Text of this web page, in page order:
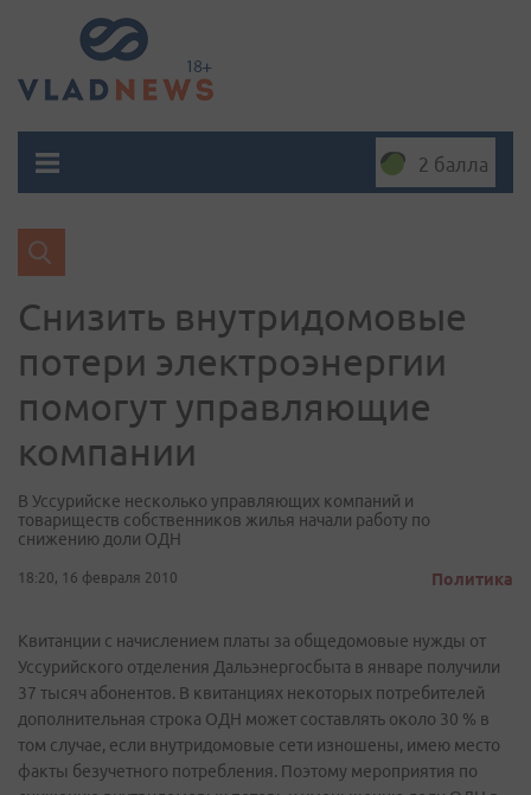
2 балла
Снизить внутридомовые
потери электроэнергии
помогут управляющие
компании
В Уссурийске несколько управляющих компаний и
товариществ собственников жилья начали работу по
снижению доли ОДН
18:20, 16 февраля 2010 Политика
Квитанции с начислением платы за общедомовые нужды от
Уссурийского отделения Дальэнергосбыта в январе получили
37 тысяч абонентов. В квитанциях некоторых потребителей
дополнительная строка ОДН может составлять около 30 % в
том случае, если внутридомовые сети изношены, имею место
факты безучетного потребления. Поэтому мероприятия по